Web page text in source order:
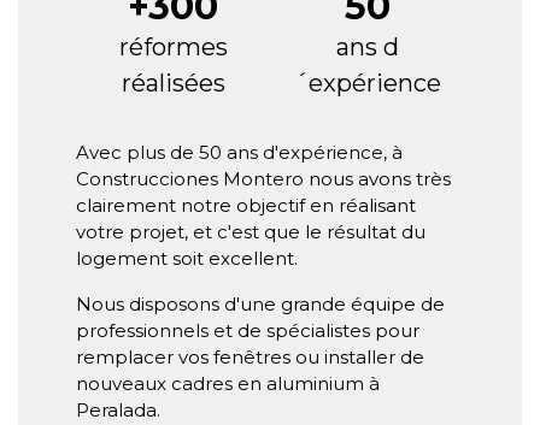
réformes
réalisées
ans d
´expérience
Avec plus de 50 ans d'expérience, à
Construcciones Montero nous avons très
clairement notre objectif en réalisant
votre projet, et c'est que le résultat du
logement soit excellent.
Nous disposons d'une grande équipe de
professionnels et de spécialistes pour
remplacer vos fenêtres ou installer de
nouveaux cadres en aluminium à
Peralada.